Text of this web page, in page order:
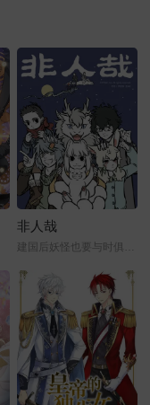
非人哉